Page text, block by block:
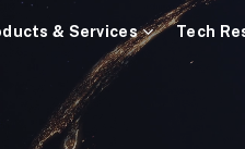
& Services Tech